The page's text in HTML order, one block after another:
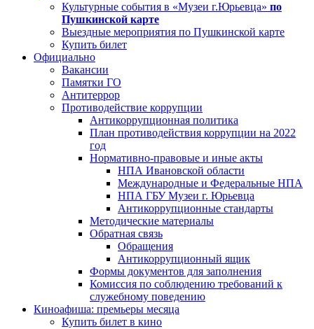
Культурные события в «Музеи г.Юрьевца» по
Пушкинской карте
Выездные мероприятия по Пушкинской карте
Купить билет
Официально
Вакансии
Памятки ГО
Антитеррор
Противодействие коррупции
Антикоррупционная политика
План противодействия коррупции на 2022
год
Нормативно-правовые и иные акты
НПА Ивановской области
Международные и Федеральные НПА
НПА ГБУ Музеи г. Юрьевца
Антикоррупционные стандарты
Методические материалы
Обратная связь
Обращения
Антикоррупционный ящик
Формы документов для заполнения
Комиссия по соблюдению требований к
служебному поведению
Киноафиша: премьеры месяца
Купить билет в кино